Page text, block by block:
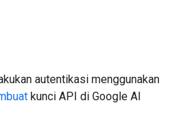
autentikasi menggunakan
kunci API di Google AI